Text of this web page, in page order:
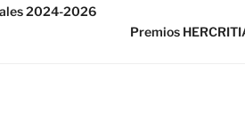
2024-2026
Premios